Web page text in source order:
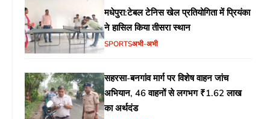
मधेपुरा:टेबल टेनिस खेल प्रतियोगिता में प्रियंका
ने हासिल किया तीसरा स्थान
SPORTSअभी-अभी
सहरसा-बनगांव मार्ग पर विशेष वाहन जांच
अभियान, 46 वाहनों से लगभग ₹1.62 लाख
का अर्थदंड